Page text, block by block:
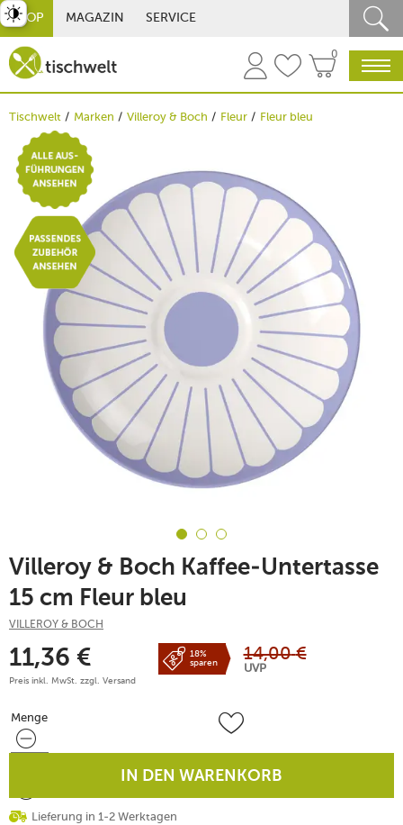
SHOP MAGAZIN SERVICE
0
Tischwelt Marken Villeroy & Boch Fleur Fleur bleu
Villeroy & Boch Kaffee-Untertasse
15 cm Fleur bleu
VILLEROY & BOCH
11,36 €
Preis inkl. MwSt. zzgl. Versand
18%
sparen
14,00 €
UVP
Menge
Menge
IN DEN WARENKORB
Lieferung in 1-2 Werktagen
umschalten